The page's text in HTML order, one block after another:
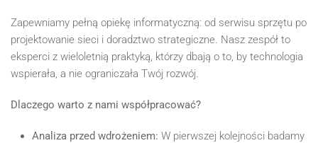
Zapewniamy pełną opiekę informatyczną: od serwisu sprzętu po
projektowanie sieci i doradztwo strategiczne. Nasz zespół to
eksperci z wieloletnią praktyką, którzy dbają o to, by technologia
wspierała, a nie ograniczała Twój rozwój.
Dlaczego warto z nami współpracować?
Analiza przed wdrożeniem: W pierwszej kolejności badamy